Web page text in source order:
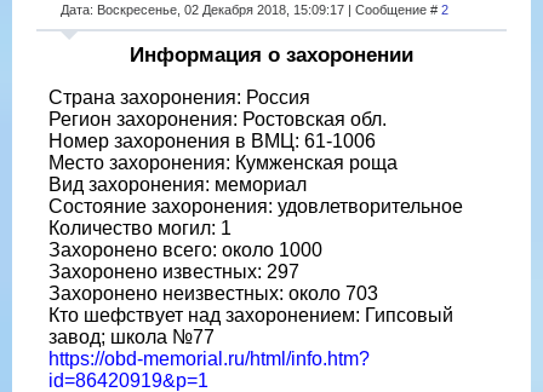
Дата: Воскресенье, 02 Декабря 2018, 15:09:17 | Сообщение # 2
Информация о захоронении
Страна захоронения: Россия
Регион захоронения: Ростовская обл.
Номер захоронения в ВМЦ: 61-1006
Место захоронения: Кумженская роща
Вид захоронения: мемориал
Состояние захоронения: удовлетворительное
Количество могил: 1
Захоронено всего: около 1000
Захоронено известных: 297
Захоронено неизвестных: около 703
Кто шефствует над захоронением: Гипсовый
завод; школа №77
https://obd-memorial.ru/html/info.htm?
id=86420919&p=1